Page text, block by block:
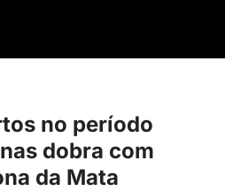
no período
dobra com
da Mata